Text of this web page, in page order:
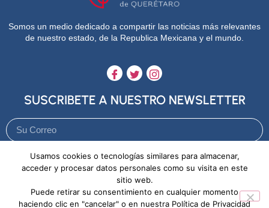
Somos un medio dedicado a compartir las noticias más relevantes
de nuestro estado, de la Republica Mexicana y el mundo.
SUSCRIBETE A NUESTRO NEWSLETTER
Enviar
Aviso de Privacidad Política de Cookies
Usamos cookies o tecnologías similares para almacenar,
acceder y procesar datos personales como su visita en este
sitio web.
Puede retirar su consentimiento en cualquier momento
haciendo clic en "cancelar" o en nuestra Política de Privacidad